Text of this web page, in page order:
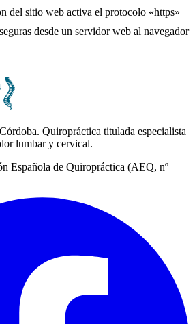
del sitio web activa el protocolo «https»
desde un servidor web al navegador
Quiropráctica titulada especialista
lumbar y cervical.
Española de Quiropráctica (AEQ, nº